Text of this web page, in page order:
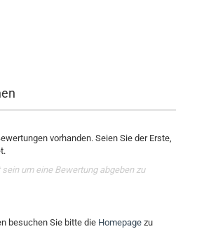
vorhanden. Seien Sie der Erste,
um eine Bewertung abgeben zu
besuchen Sie bitte die Homepage zu